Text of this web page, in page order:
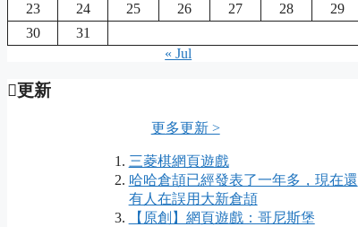
23
24 25 26 27 28
29
30
31
« Jul
更新
更多更新 >
三菱棋網頁遊戲
哈哈倉頡已經發表了一年多，現在還
有人在誤用大新倉頡
【原創】網頁遊戲：哥尼斯堡